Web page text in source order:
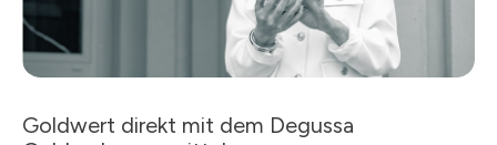
Goldwert direkt mit dem Degussa